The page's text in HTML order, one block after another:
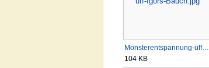
Monsterentspannung-uff…
104 KB